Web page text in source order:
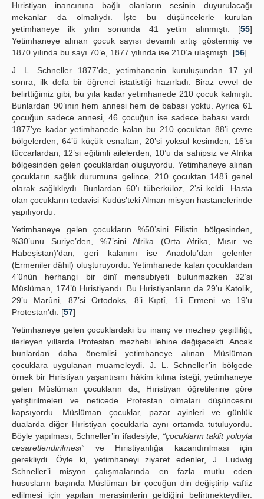
Hıristiyan inancınına bağlı olanların sesinin duyurulacağı
mekanlar da olmalıydı. İşte bu düşüncelerle kurulan
yetimhaneye ilk yılın sonunda 41 yetim alınmıştı. [55]
Yetimhaneye alınan çocuk sayısı devamlı artış göstermiş ve
1870 yılında bu sayı 70’e, 1877 yılında ise 210’a ulaşmıştı. [56]
J. L. Schneller 1877’de, yetimhanenin kuruluşundan 17 yıl
sonra, ilk defa bir öğrenci istatistiği hazırladı. Biraz evvel de
belirttiğimiz gibi, bu yıla kadar yetimhanede 210 çocuk kalmıştı.
Bunlardan 90’ının hem annesi hem de babası yoktu. Ayrıca 61
çocuğun sadece annesi, 46 çocuğun ise sadece babası vardı.
1877’ye kadar yetimhanede kalan bu 210 çocuktan 88’i çevre
bölgelerden, 64’ü küçük esnaftan, 20’si yoksul kesimden, 16’sı
tüccarlardan, 12’si eğitimli ailelerden, 10’u da sahipsiz ve Afrika
bölgesinden gelen çocuklardan oluşuyordu. Yetimhaneye alınan
çocukların sağlık durumuna gelince, 210 çocuktan 148’i genel
olarak sağlıklıydı. Bunlardan 60’ı tüberküloz, 2’si keldi. Hasta
olan çocukların tedavisi Kudüs’teki Alman misyon hastanelerinde
yapılıyordu.
Yetimhaneye gelen çocukların %50’sini Filistin bölgesinden,
%30’unu Suriye’den, %7’sini Afrika (Orta Afrika, Mısır ve
Habeşistan)’dan, geri kalanını ise Anadolu’dan gelenler
(Ermeniler dâhil) oluşturuyordu. Yetimhanede kalan çocuklardan
4’ünün herhangi bir dinî mensubiyeti bulunmazken 32’si
Müslüman, 174’ü Hıristiyandı. Bu Hıristiyanların da 29’u Katolik,
29’u Marûni, 87’si Ortodoks, 8’i Kıptî, 1’i Ermeni ve 19’u
Protestan’dı. [57]
Yetimhaneye gelen çocuklardaki bu inanç ve mezhep çeşitliliği,
ilerleyen yıllarda Protestan mezhebi lehine değişecekti. Ancak
bunlardan daha önemlisi yetimhaneye alınan Müslüman
çocuklara uygulanan muameleydi. J. L. Schneller’in bölgede
örnek bir Hıristiyan yaşantısını hâkim kılma isteği, yetimhaneye
gelen Müslüman çocukların da, Hıristiyan öğretilerine göre
yetiştirilmeleri ve neticede Protestan olmaları düşüncesini
kapsıyordu. Müslüman çocuklar, pazar ayinleri ve günlük
dualarda diğer Hıristiyan çocuklarla aynı ortamda tutuluyordu.
Böyle yapılması, Schneller’in ifadesiyle, “çocukların taklit yoluyla
cesaretlendirilmesi” ve Hıristiyanlığa kazandırılması için
gerekliydi. Öyle ki, yetimhaneyi ziyaret edenler, J. Ludwig
Schneller’i misyon çalışmalarında en fazla mutlu eden
hususların başında Müslüman bir çocuğun din değiştirip vaftiz
edilmesi için yapılan merasimlerin geldiğini belirtmekteydiler.